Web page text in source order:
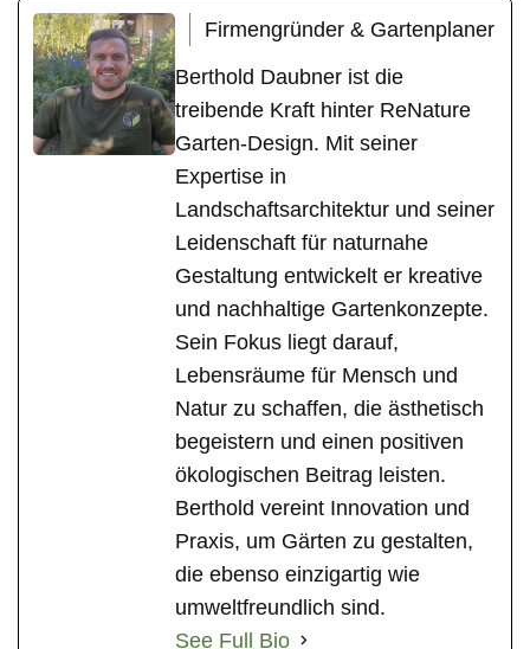
Firmengründer & Gartenplaner
Berthold Daubner ist die
treibende Kraft hinter ReNature
Garten-Design. Mit seiner
Expertise in
Landschaftsarchitektur und seiner
Leidenschaft für naturnahe
Gestaltung entwickelt er kreative
und nachhaltige Gartenkonzepte.
Sein Fokus liegt darauf,
Lebensräume für Mensch und
Natur zu schaffen, die ästhetisch
begeistern und einen positiven
ökologischen Beitrag leisten.
Berthold vereint Innovation und
Praxis, um Gärten zu gestalten,
die ebenso einzigartig wie
umweltfreundlich sind.
See Full Bio